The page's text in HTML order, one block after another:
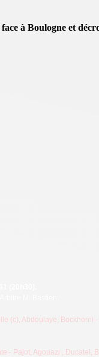
à Boulogne et
(c), Abdoulaye,
- Pajot, Agouazi , Ducatel,